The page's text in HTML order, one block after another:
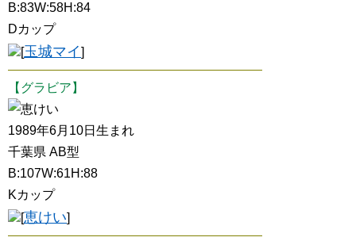
B:83W:58H:84
Dカップ
[玉城マイ]
【グラビア】
恵けい
1989年6月10日生まれ
千葉県 AB型
B:107W:61H:88
Kカップ
[恵けい]